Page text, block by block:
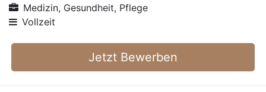
Medizin, Gesundheit, Pflege
Vollzeit
Jetzt Bewerben